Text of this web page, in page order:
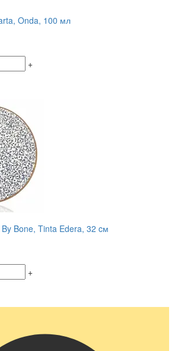
Onda, 100 мл
+
Bone, Tinta Edera, 32 cм
+